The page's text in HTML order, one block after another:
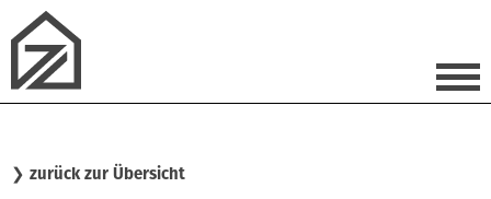
❯ zurück zur Übersicht